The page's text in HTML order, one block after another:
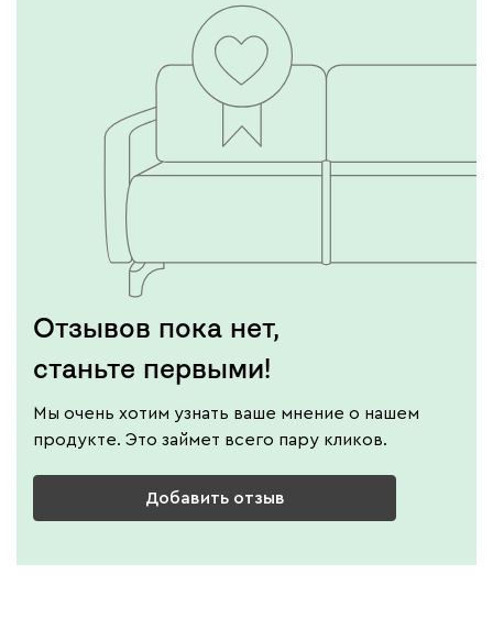
Отзывов пока нет,
станьте первыми!
Мы очень хотим узнать ваше мнение о нашем
продукте. Это займет всего пару кликов.
Добавить отзыв